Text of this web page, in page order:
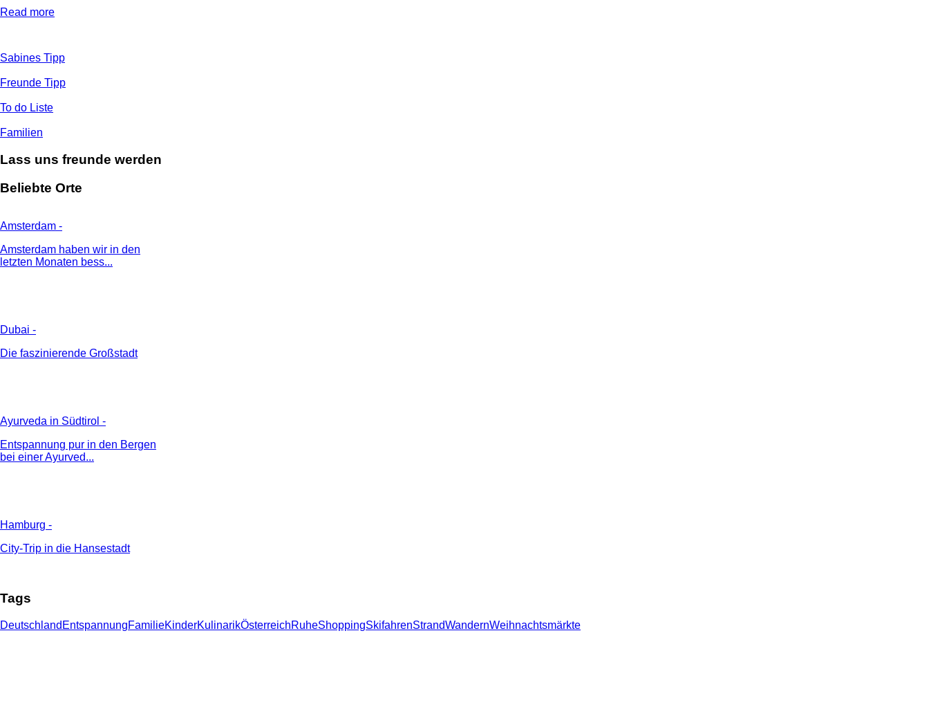
Read more
Sabines Tipp
Freunde Tipp
To do Liste
Familien
Lass uns freunde werden
Beliebte Orte
Amsterdam -
Amsterdam haben wir in den
letzten Monaten bess...
Dubai -
Die faszinierende Großstadt
Ayurveda in Südtirol -
Entspannung pur in den Bergen
bei einer Ayurved...
Hamburg -
City-Trip in die Hansestadt
Tags
Deutschland EntspannungFamilieKinderKulinarikÖsterreichRuheShoppingSkifahrenStrandWandernWeihnachtsmärkte